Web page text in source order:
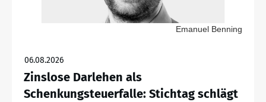
Emanuel Benning
06.08.2026
Zinslose Darlehen als
Schenkungsteuerfalle: Stichtag schlägt